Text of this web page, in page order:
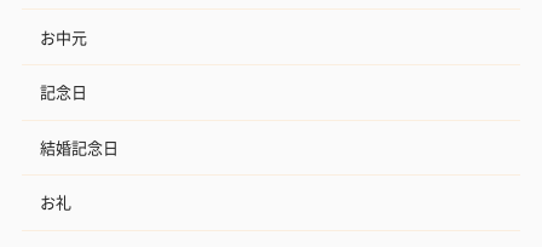
お中元
記念日
結婚記念日
お礼